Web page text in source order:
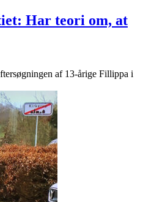
Har teori om, at
af 13-årige Fillippa i